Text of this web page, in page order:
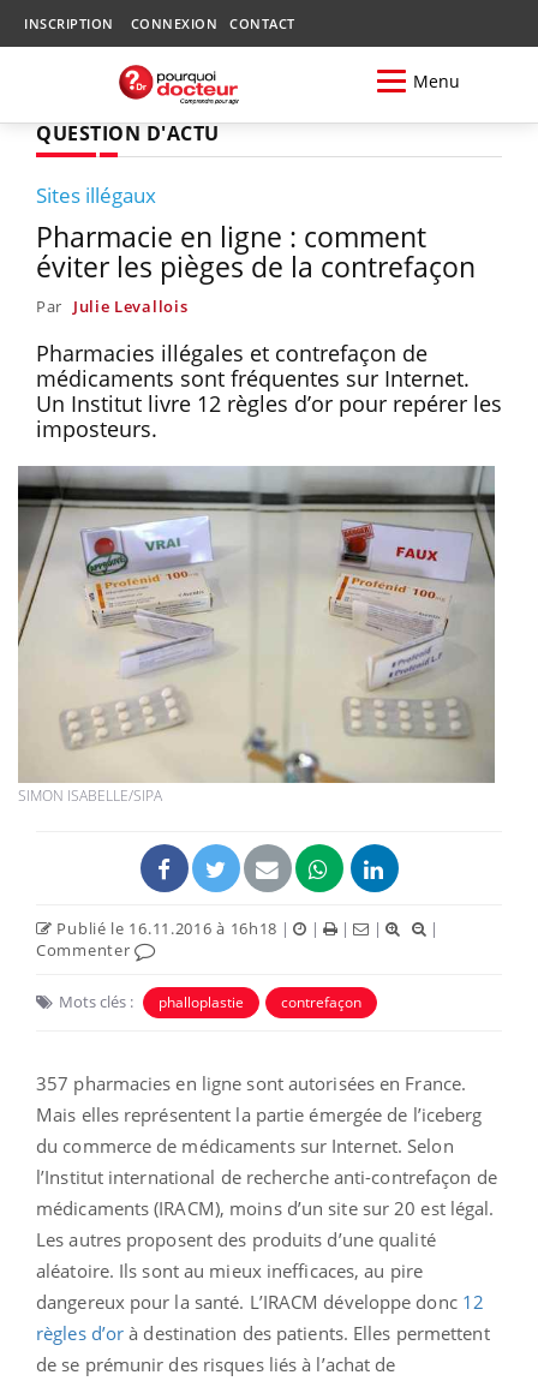
INSCRIPTION CONNEXION CONTACT
Menu
QUESTION D'ACTU
Sites illégaux
Pharmacie en ligne : comment
éviter les pièges de la contrefaçon
Par Julie Levallois
Pharmacies illégales et contrefaçon de
médicaments sont fréquentes sur Internet.
Un Institut livre 12 règles d’or pour repérer les
imposteurs.
SIMON ISABELLE/SIPA
Publié le 16.11.2016 à 16h18 | | | |
|
Commenter
Mots clés : phalloplastie contrefaçon
357 pharmacies en ligne sont autorisées en France.
Mais elles représentent la partie émergée de l’iceberg
du commerce de médicaments sur Internet. Selon
l’Institut international de recherche anti-contrefaçon de
médicaments (IRACM), moins d’un site sur 20 est légal.
Les autres proposent des produits d’une qualité
aléatoire. Ils sont au mieux inefficaces, au pire
dangereux pour la santé. L’IRACM développe donc 12
règles d’or à destination des patients. Elles permettent
de se prémunir des risques liés à l’achat de